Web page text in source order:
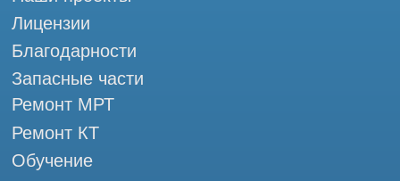
Мы в социальных сетях
Сервис работает ежедневно с 9:00 до
20:00, без выходных
и праздничных дней
г. Москва, ул. Большая Почтовая 36 с9, м.
КТ и МРТ